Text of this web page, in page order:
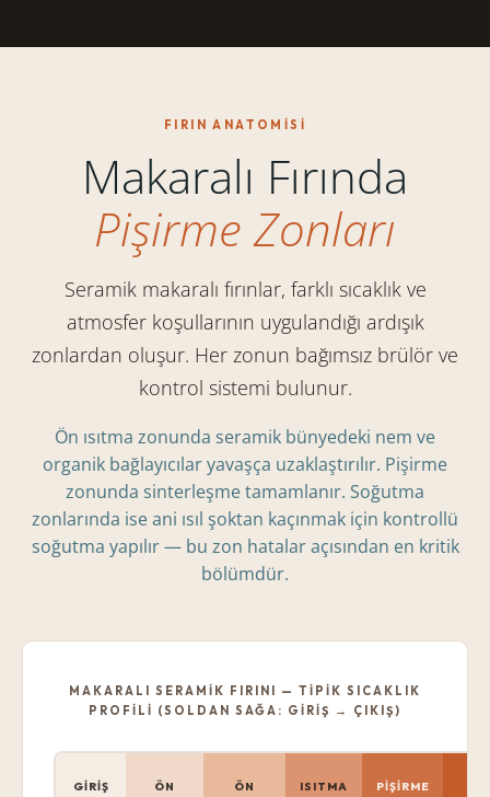
FIRIN ANATOMISI
Makaralı Fırında
Pişirme Zonları
Seramik makaralı fırınlar, farklı sıcaklık ve
atmosfer koşullarının uygulandığı ardışık
zonlardan oluşur. Her zonun bağımsız brülör ve
kontrol sistemi bulunur.
Ön ısıtma zonunda seramik bünyedeki nem ve
organik bağlayıcılar yavaşça uzaklaştırılır. Pişirme
zonunda sinterleşme tamamlanır. Soğutma
zonlarında ise ani ısıl şoktan kaçınmak için kontrollü
soğutma yapılır — bu zon hatalar açısından en kritik
bölümdür.
MAKARALI SERAMIK FIRINI — TIPIK SICAKLIK
PROFILI (SOLDAN SAĞA: GIRIŞ → ÇIKIŞ)
GIRIŞ
ÖN
ÖN
ISITMA PIŞIRME